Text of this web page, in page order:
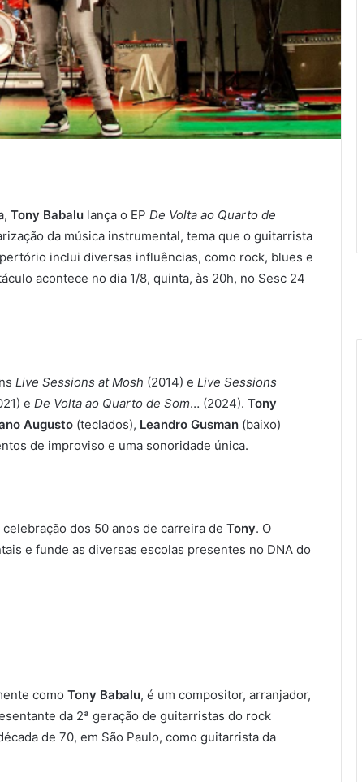
Tony Babalu lança o EP De Volta ao Quarto de
da música instrumental, tema que o guitarrista
inclui diversas influências, como rock, blues e
acontece no dia 1/8, quinta, às 20h, no Sesc 24
Live Sessions at Mosh (2014) e Live Sessions
e De Volta ao Quarto de Som… (2024). Tony
Augusto (teclados), Leandro Gusman (baixo)
de improviso e uma sonoridade única.
dos 50 anos de carreira de Tony. O
e funde as diversas escolas presentes no DNA do
como Tony Babalu, é um compositor, arranjador,
da 2ª geração de guitarristas do rock
de 70, em São Paulo, como guitarrista da